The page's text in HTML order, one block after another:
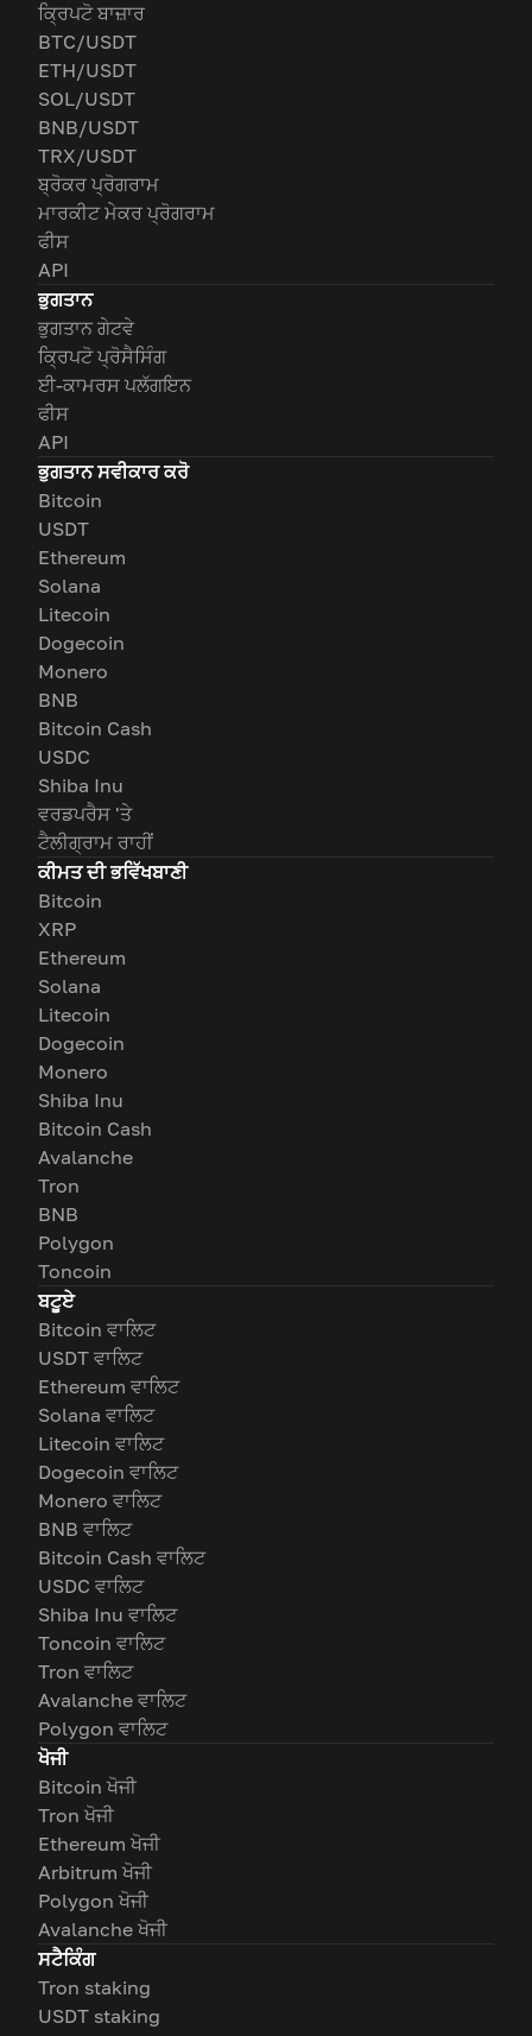
ਕ੍ਰਿਪਟੋ ਬਾਜ਼ਾਰ
BTC/USDT
ETH/USDT
SOL/USDT
BNB/USDT
TRX/USDT
ਬ੍ਰੋਕਰ ਪ੍ਰੋਗਰਾਮ
ਮਾਰਕੀਟ ਮੇਕਰ ਪ੍ਰੋਗਰਾਮ
ਫੀਸ
API
ਭੁਗਤਾਨ
ਭੁਗਤਾਨ ਗੇਟਵੇ
ਕ੍ਰਿਪਟੋ ਪ੍ਰੋਸੈਸਿੰਗ
ਈ-ਕਾਮਰਸ ਪਲੱਗਇਨ
ਫੀਸ
API
ਭੁਗਤਾਨ ਸਵੀਕਾਰ ਕਰੋ
Bitcoin
USDT
Ethereum
Solana
Litecoin
Dogecoin
Monero
BNB
Bitcoin Cash
USDC
Shiba Inu
ਵਰਡਪਰੈਸ 'ਤੇ
ਟੈਲੀਗ੍ਰਾਮ ਰਾਹੀਂ
ਕੀਮਤ ਦੀ ਭਵਿੱਖਬਾਣੀ
Bitcoin
XRP
Ethereum
Solana
Litecoin
Dogecoin
Monero
Shiba Inu
Bitcoin Cash
Avalanche
Tron
BNB
Polygon
Toncoin
ਬਟੂਏ
Bitcoin ਵਾਲਿਟ
USDT ਵਾਲਿਟ
Ethereum ਵਾਲਿਟ
Solana ਵਾਲਿਟ
Litecoin ਵਾਲਿਟ
Dogecoin ਵਾਲਿਟ
Monero ਵਾਲਿਟ
BNB ਵਾਲਿਟ
Bitcoin Cash ਵਾਲਿਟ
USDC ਵਾਲਿਟ
Shiba Inu ਵਾਲਿਟ
Toncoin ਵਾਲਿਟ
Tron ਵਾਲਿਟ
Avalanche ਵਾਲਿਟ
Polygon ਵਾਲਿਟ
ਖੋਜੀ
Bitcoin ਖੋਜੀ
Tron ਖੋਜੀ
Ethereum ਖੋਜੀ
Arbitrum ਖੋਜੀ
Polygon ਖੋਜੀ
Avalanche ਖੋਜੀ
ਸਟੈਕਿੰਗ
Tron staking
USDT staking